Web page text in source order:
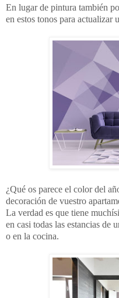
En lugar de pintura también
en estos tonos para actualizar
¿Qué os parece el color del
decoración de vuestro
La verdad es que tiene
en casi todas las estancias de
o en la cocina.